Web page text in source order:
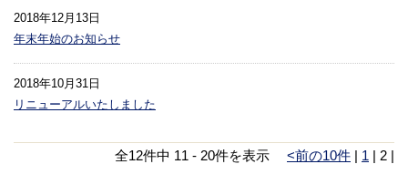
2018年12月13日
年末年始のお知らせ
2018年10月31日
リニューアルいたしました
全12件中 11 - 20件を表示 <前の10件 | 1 | 2 |